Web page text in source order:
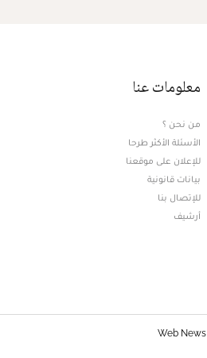
معلومات عنا
من نحن ؟
الأسئلة الأكثر طرحا
للإعلان على موقعنا
بيانات قانونية
للإتصال بنا
أرشيف